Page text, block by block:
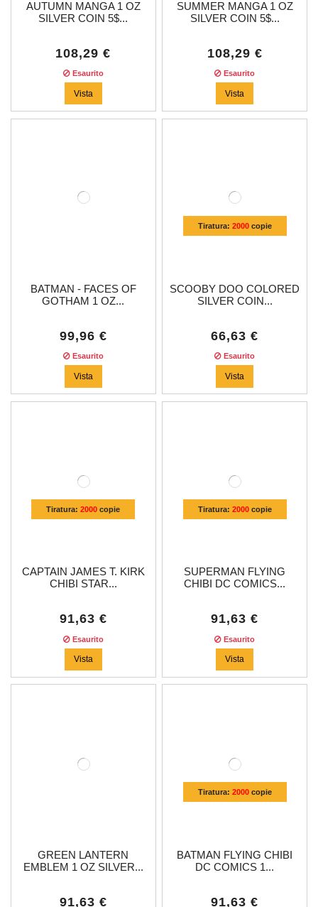
AUTUMN MANGA 1 OZ
SILVER COIN 5$...
108,29 €
Esaurito
Vista
SUMMER MANGA 1 OZ
SILVER COIN 5$...
108,29 €
Esaurito
Vista
BATMAN - FACES OF
GOTHAM 1 OZ...
99,96 €
Esaurito
Vista
Tiratura: 2000copie
SCOOBY DOO COLORED
SILVER COIN...
66,63 €
Esaurito
Vista
Tiratura:2000 copie
CAPTAIN JAMES T. KIRK
CHIBI STAR...
91,63 €
Esaurito
Vista
Tiratura: 2000copie
SUPERMAN FLYING
CHIBI DC COMICS...
91,63 €
Esaurito
Vista
GREEN LANTERN
EMBLEM 1 OZ SILVER...
91,63 €
Tiratura: 2000copie
BATMAN FLYING CHIBI
DC COMICS 1...
91,63 €